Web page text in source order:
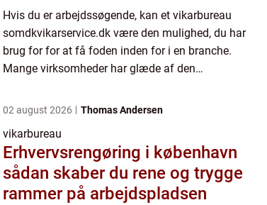
Hvis du er arbejdssøgende, kan et vikarbureau
somdkvikarservice.dk være den mulighed, du har
brug for for at få foden inden for i en branche.
Mange virksomheder har glæde af den
den ekspertis...
02 august 2026 Thomas Andersen
vikarbureau
Erhvervsrengøring i københavn
sådan skaber du rene og trygge
rammer på arbejdspladsen